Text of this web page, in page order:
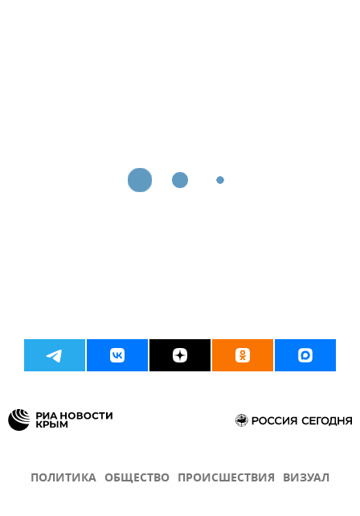
ПОЛИТИКА ОБЩЕСТВО ПРОИСШЕСТВИЯ ВИЗУАЛ